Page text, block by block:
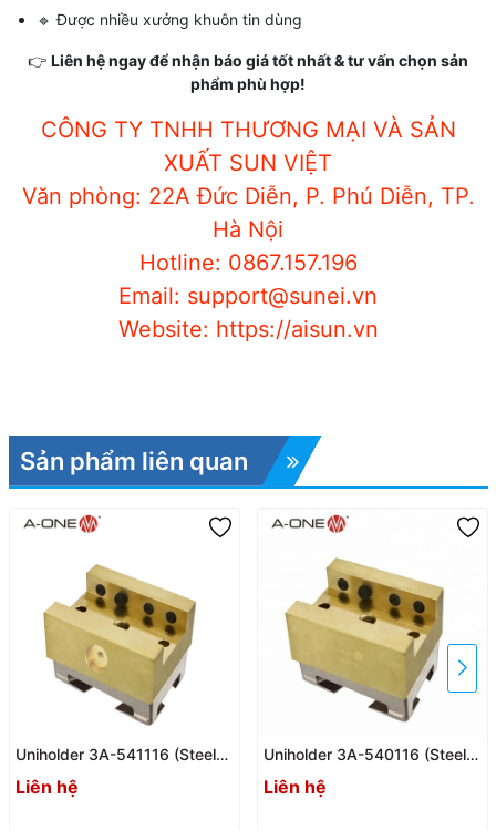
🔹 Được nhiều xưởng khuôn tin dùng
👉 Liên hệ ngay để nhận báo giá tốt nhất & tư vấn chọn sản
phẩm phù hợp!
CÔNG TY TNHH THƯƠNG MẠI VÀ SẢN
XUẤT SUN VIỆT
Văn phòng: 22A Đức Diễn, P. Phú Diễn, TP.
Hà Nội
Hotline: 0867.157.196
Email: support@sunei.vn
Website: https://aisun.vn
Sản phẩm liên quan
Uniholder 3A-541116 (Steel
holder 3A-531116)
Liên hệ
Uniholder 3A-540116 (Steel
holder 3A-530116)
Liên hệ